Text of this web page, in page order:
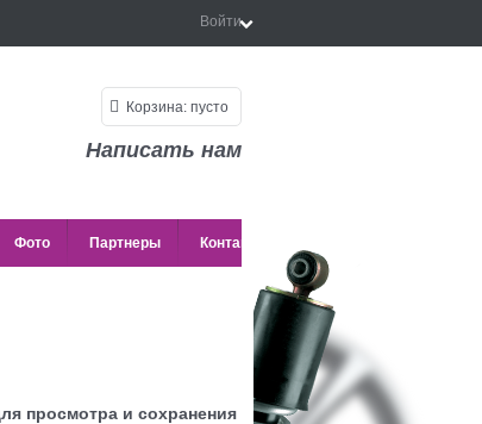
Войти
Корзина: пусто
Написать нам
Фото Партнеры Контакты
просмотра и сохранения